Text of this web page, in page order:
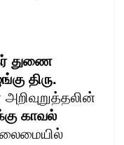
துணை
திரு.
காவல்